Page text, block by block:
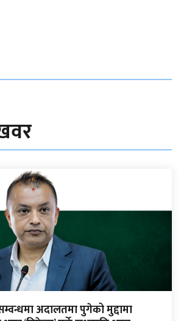
अदालतमा पुगेको मुद्दामा